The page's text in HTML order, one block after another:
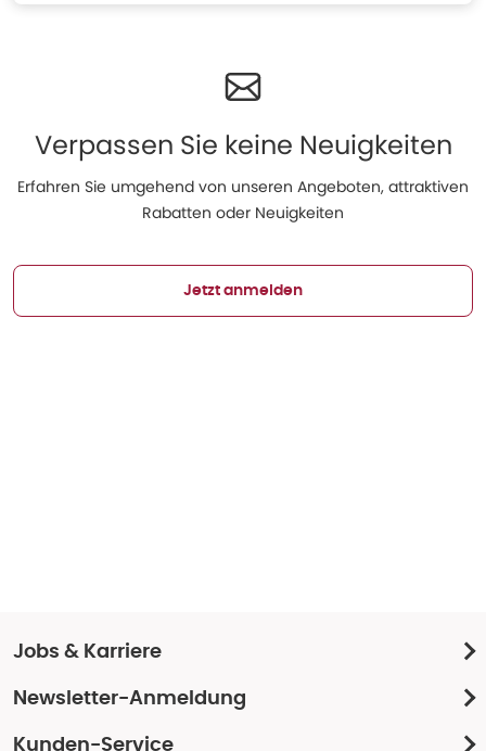
Verpassen Sie keine Neuigkeiten
Erfahren Sie umgehend von unseren Angeboten, attraktiven
Rabatten oder Neuigkeiten
Jetzt anmelden
Jobs & Karriere
Newsletter-Anmeldung
Kunden-Service